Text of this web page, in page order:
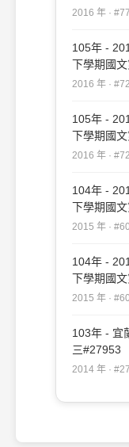
#77451
2016 年 ·
105年 -
下學期國
#72279
2016 年 ·
105年 -
下學期國
#72265
2016 年 ·
104年 -
下學期國
#60549
2015 年 ·
104年 -
下學期國
#60374
2015 年 ·
103年 - 宜
三#27953
2014 年 ·